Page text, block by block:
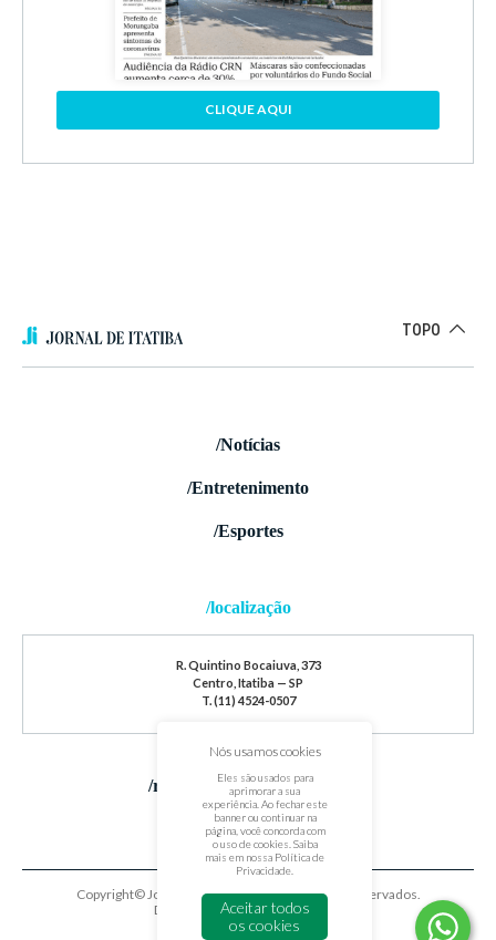
CLIQUE AQUI
TOPO
/Notícias
/Entretenimento
/Esportes
/localização
R. Quintino Bocaiuva, 373
Centro, Itatiba — SP
T. (11) 4524-0507
/redes sociais
Copyright© Jornal de Itatiba. Todos os direitos reservados.
Desenvolvido poroxigenium.co
Nós usamos cookies
Eles são usados para
aprimorar a sua
experiência. Ao fechar este
banner ou continuar na
página, você concorda com
o uso de cookies. Saiba
mais em nossa Política de
Privacidade
Aceitar todos
os cookies